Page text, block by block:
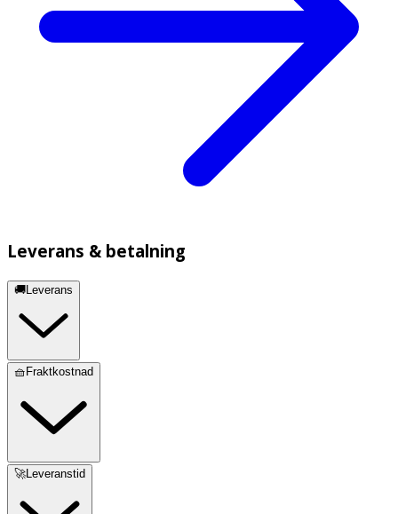
Leverans & betalning
🚚Leverans
🧺Fraktkostnad
🚀Leveranstid